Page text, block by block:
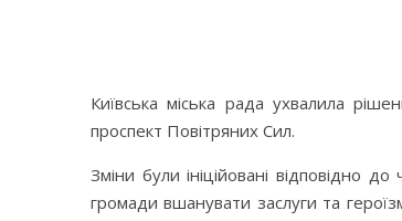
Київська міська рада ухвалила
проспект Повітряних Сил.
Зміни були ініційовані відповідно
громади вшанувати заслуги та